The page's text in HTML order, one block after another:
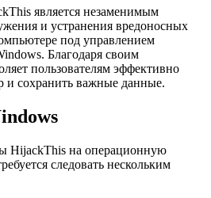
является незаменимым
и устранения вредоносных
под управлением
Благодаря своим
пользователям эффективно
и сохранить важные данные.
HijackThis на операционную
следовать нескольким